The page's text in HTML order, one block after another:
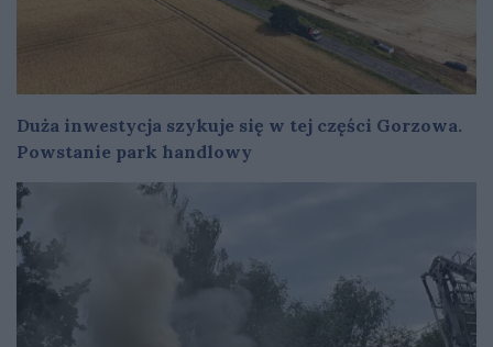
Duża inwestycja szykuje się w tej części Gorzowa.
Powstanie park handlowy